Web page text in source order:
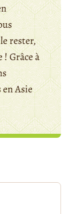
rester,
Grâce à
Asie